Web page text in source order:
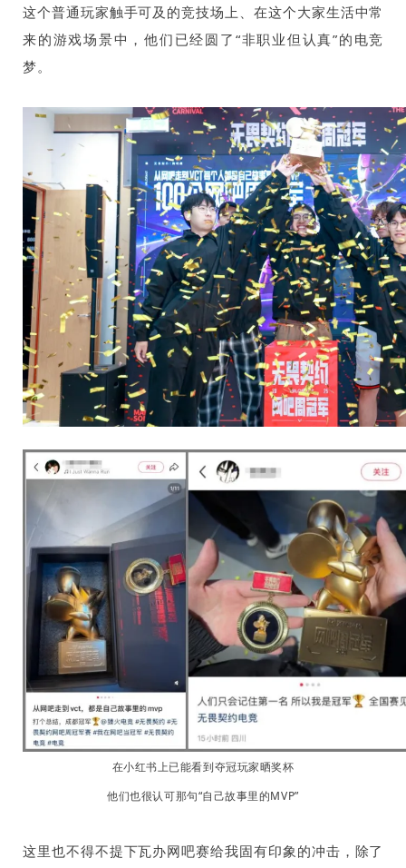
这个普通玩家触手可及的竞技场上、在这个大家生活中常
来的游戏场景中，他们已经圆了“非职业但认真”的电竞
梦。
在小红书上已能看到夺冠玩家晒奖杯
他们也很认可那句“自己故事里的MVP”
这里也不得不提下瓦办网吧赛给我固有印象的冲击，除了